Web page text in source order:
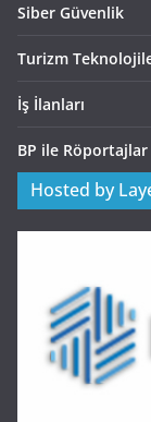
Siber Güvenlik
Turizm
İş İlanları
BP ile Röportajlar
Hosted by